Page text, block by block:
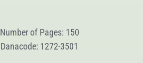
Number of Pages: 150
Danacode: 1272-3501